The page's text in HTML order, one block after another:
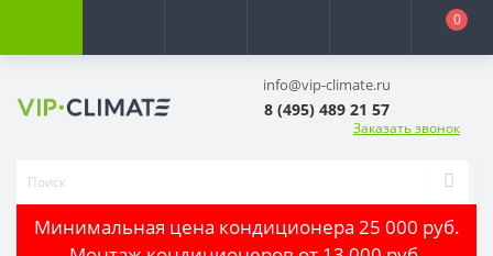
0
info@vip-climate.ru
8 (495) 489 21 57
Заказать звонок
Минимальная цена кондиционера 25 000 руб.